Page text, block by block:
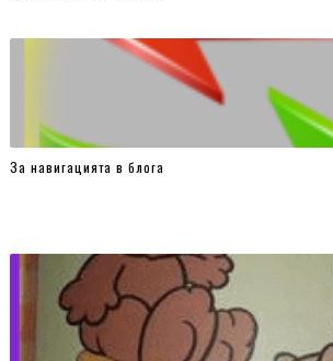
За навигацията в блога